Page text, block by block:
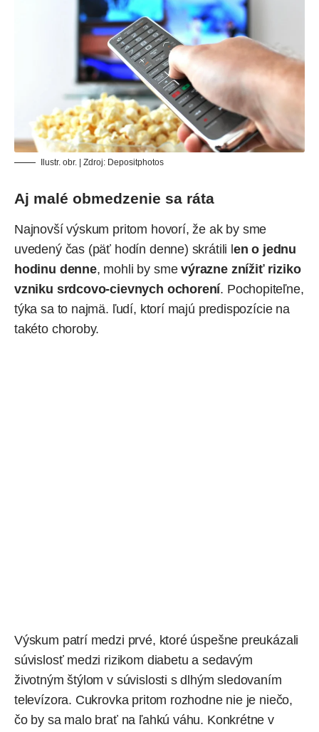
Ilustr. obr. | Zdroj: Depositphotos
Aj malé obmedzenie sa ráta
Najnovší výskum pritom hovorí, že ak by sme
uvedený čas (päť hodín denne) skrátili l en o jednu
hodinu denne, mohli by smevýrazne znížiť riziko
vzniku srdcovo-cievnych ochorení. Pochopiteľne,
týka sa to najmä. ľudí, ktorí majú predispozície na
takéto choroby.
Výskum patrí medzi prvé, ktoré úspešne preukázali
súvislosť medzi rizikom diabetu a sedavým
životným štýlom v súvislosti s dlhým sledovaním
televízora. Cukrovka pritom rozhodne nie je niečo,
čo by sa malo brať na ľahkú váhu. Konkrétne v